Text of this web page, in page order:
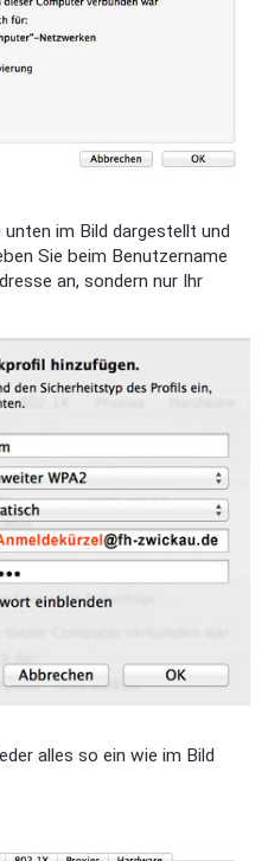
im Bild dargestellt und
Sie beim Benutzername
an, sondern nur Ihr
alles so ein wie im Bild